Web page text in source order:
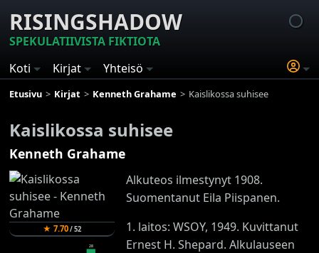
RISINGSHADOW
SPEKULATIIVISTA FIKTIOTA
Koti
Kirjat Yhteisö
Etusivu Kirjat Kenneth Grahame Kaislikossa suhisee
Kaislikossa suhisee
Kenneth Grahame
★7.70/52
28
Alkuteos ilmestynyt 1908.
Suomentanut Eila Piispanen.
1. laitos: WSOY, 1949. Kuvittanut
Ernest H. Shepard. Alkulauseen